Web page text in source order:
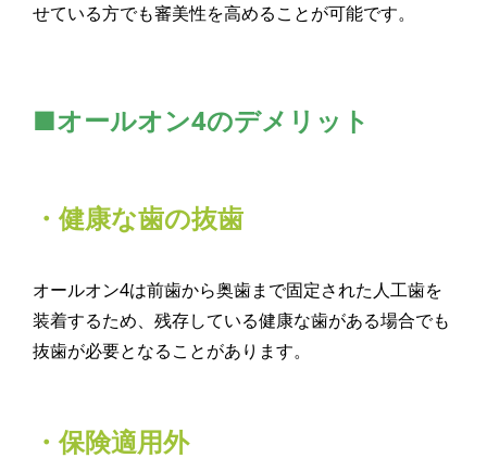
せている方でも審美性を高めることが可能です。
■オールオン4のデメリット
・健康な歯の抜歯
オールオン4は前歯から奥歯まで固定された人工歯を
装着するため、残存している健康な歯がある場合でも
抜歯が必要となることがあります。
・保険適用外